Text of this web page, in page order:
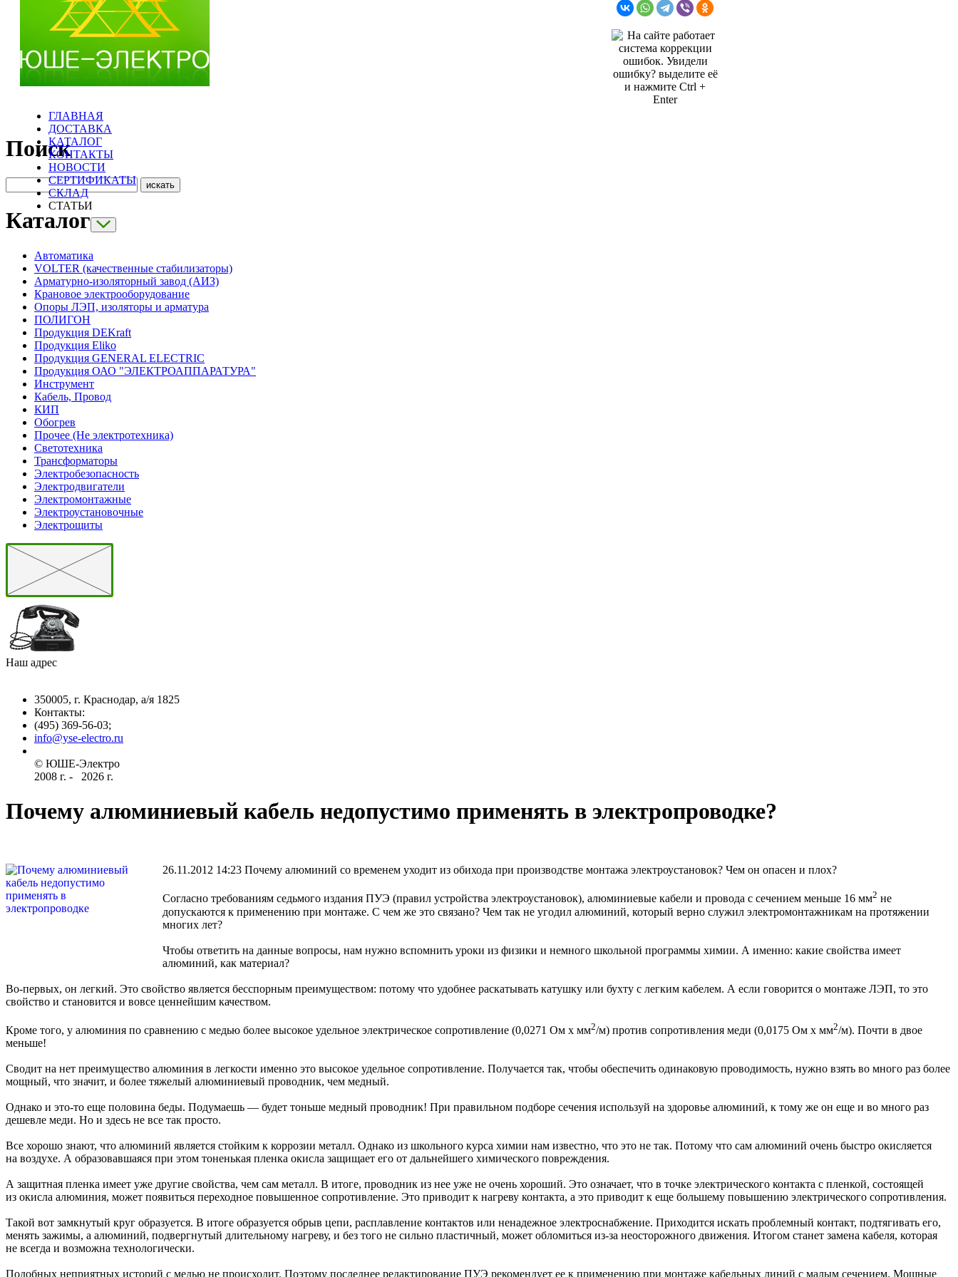
ГЛАВНАЯ
ДОСТАВКА
КАТАЛОГ
КОНТАКТЫ
НОВОСТИ
СЕРТИФИКАТЫ
СКЛАД
СТАТЬИ
Поиск
Каталог
Автоматика
VOLTER (качественные стабилизаторы)
Арматурно-изоляторный завод (АИЗ)
Крановое электрооборудование
Опоры ЛЭП, изоляторы и арматура
ПОЛИГОН
Продукция DEKraft
Продукция Eliko
Продукция GENERAL ELECTRIC
Продукция ОАО "ЭЛЕКТРОАППАРАТУРА"
Инструмент
Кабель, Провод
КИП
Обогрев
Прочее (Не электротехника)
Светотехника
Трансформаторы
Электробезопасность
Электродвигатели
Электромонтажные
Электроустановочные
Электрощиты
Наш адрес
350005, г. Краснодар, а/я 1825
Контакты: ­
(495) 369-56-03;
info@yse-electro.ru­
© ЮШЕ-Эл­ектро ­
2008 г­. - ­ ­­­­­
2026 г.
Почему алюминиевый кабель недопустимо применять в электропроводке?
26.11.2012 14:23 Почему алюминий со временем уходит из обихода при производстве монтажа электроустановок? Чем он опасен и плох?
Согласно требованиям седьмого издания ПУЭ (правил устройства электроустановок), алюминиевые кабели и провода с сечением меньше 16 мм2 не
допускаются к применению при монтаже. С чем же это связано? Чем так не угодил алюминий, который верно служил электромонтажникам на протяжении
многих лет?
Чтобы ответить на данные вопросы, нам нужно вспомнить уроки из физики и немного школьной программы химии. А именно: какие свойства имеет
алюминий, как материал?
Во-первых, он легкий. Это свойство является бесспорным преимуществом: потому что удобнее раскатывать катушку или бухту с легким кабелем. А если говорится о монтаже ЛЭП, то это
свойство и становится и вовсе ценнейшим качеством.
Кроме того, у алюминия по сравнению с медью более высокое удельное электрическое сопротивление (0,0271 Ом х мм2/м) против сопротивления меди (0,0175 Ом х мм2/м). Почти в двое
меньше!
Сводит на нет преимущество алюминия в легкости именно это высокое удельное сопротивление. Получается так, чтобы обеспечить одинаковую проводимость, нужно взять во много раз более
мощный, что значит, и более тяжелый алюминиевый проводник, чем медный.
Однако и это-то еще половина беды. Подумаешь — будет тоньше медный проводник! При правильном подборе сечения используй на здоровье алюминий, к тому же он еще и во много раз
дешевле меди. Но и здесь не все так просто.
Все хорошо знают, что алюминий является стойким к коррозии металл. Однако из школьного курса химии нам известно, что это не так. Потому что сам алюминий очень быстро окисляется
на воздухе. А образовавшаяся при этом тоненькая пленка окисла защищает его от дальнейшего химического повреждения.
А защитная пленка имеет уже другие свойства, чем сам металл. В итоге, проводник из нее уже не очень хороший. Это означает, что в точке электрического контакта с пленкой, состоящей
из окисла алюминия, может появиться переходное повышенное сопротивление. Это приводит к нагреву контакта, а это приводит к еще большему повышению электрического сопротивления.
Такой вот замкнутый круг образуется. В итоге образуется обрыв цепи, расплавление контактов или ненадежное электроснабжение. Приходится искать проблемный контакт, подтягивать его,
менять зажимы, а алюминий, подвергнутый длительному нагреву, и без того не сильно пластичный, может обломиться из-за неосторожного движения. Итогом станет замена кабеля, которая
не всегда и возможна технологически.
Подобных неприятных историй с медью не происходит. Поэтому последнее редактирование ПУЭ рекомендует ее к применению при монтаже кабельных линий с малым сечением. Мощные